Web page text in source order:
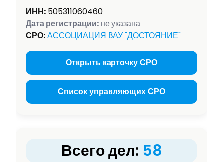
ИНН: 505311060460
Дата регистрации: не указана
СРО:АССОЦИАЦИЯ ВАУ "ДОСТОЯНИЕ"
Открыть карточку СРО
Список управляющих СРО
Всего дел: 58